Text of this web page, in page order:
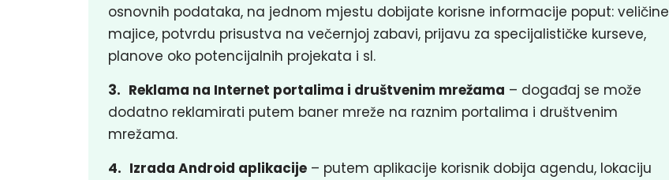
osnovnih podataka, na jednom mjestu dobijate korisne informacije poput: veličine
majice, potvrdu prisustva na večernjoj zabavi, prijavu za specijalističke kurseve,
planove oko potencijalnih projekata i sl.
3. Reklama na Internet portalima i društvenim mrežama – događaj se može
dodatno reklamirati putem baner mreže na raznim portalima i društvenim
mrežama.
4. Izrada Android aplikacije – putem aplikacije korisnik dobija agendu, lokaciju